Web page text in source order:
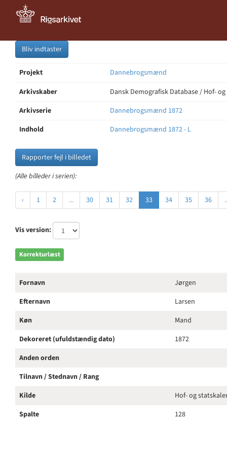
Bliv indtaster
Projekt
Dannebrogsmænd
Arkivskaber
Dansk Demografisk Database / Hof-
Arkivserie
Dannebrogsmænd 1872
Indhold
Dannebrogsmænd 1872 - L
Rapporter fejl i billedet
(Alle billeder i serien):
‹ 1 2 ... 30 31 32 33 34 35 36
Vis version:
Korrekturlæst
Fornavn
Jørgen
Efternavn
Larsen
Køn
Mand
Dekoreret (ufuldstændig dato)
1872
Anden orden
Tilnavn / Stednavn / Rang
Kilde
Hof- og
Spalte
128